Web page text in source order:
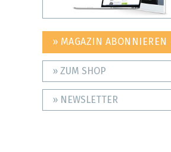
» MAGAZIN ABONNIEREN
» ZUM SHOP
» NEWSLETTER